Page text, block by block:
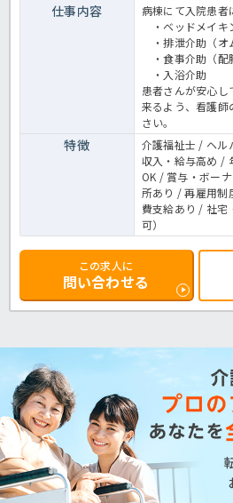
仕事内容
病棟にて入院患者
・ベッドメイキ
・排泄介助（オ
・食事介助（配
・入浴介助
患者さんが安心
来るよう、看護師
さい。
特徴
介護福祉士 / ヘル
収入・給与高め /
OK / 賞与・ボー
所あり / 再雇用制
費支給あり / 社宅
可）
この求人に
問い合わせる